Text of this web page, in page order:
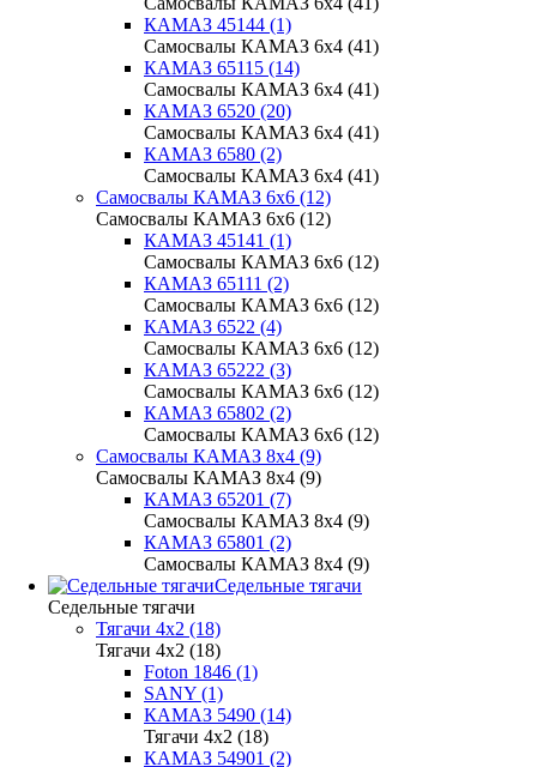
КАМАЗ 45144 (1)
Самосвалы КАМАЗ 6х4 (41)
КАМАЗ 65115 (14)
Самосвалы КАМАЗ 6х4 (41)
КАМАЗ 6520 (20)
Самосвалы КАМАЗ 6х4 (41)
КАМАЗ 6580 (2)
Самосвалы КАМАЗ 6х4 (41)
Самосвалы КАМАЗ 6х6 (12)
Самосвалы КАМАЗ 6х6 (12)
КАМАЗ 45141 (1)
Самосвалы КАМАЗ 6х6 (12)
КАМАЗ 65111 (2)
Самосвалы КАМАЗ 6х6 (12)
КАМАЗ 6522 (4)
Самосвалы КАМАЗ 6х6 (12)
КАМАЗ 65222 (3)
Самосвалы КАМАЗ 6х6 (12)
КАМАЗ 65802 (2)
Самосвалы КАМАЗ 6х6 (12)
Самосвалы КАМАЗ 8х4 (9)
Самосвалы КАМАЗ 8х4 (9)
КАМАЗ 65201 (7)
Самосвалы КАМАЗ 8х4 (9)
КАМАЗ 65801 (2)
Самосвалы КАМАЗ 8х4 (9)
Седельные тягачи
Седельные тягачи
Тягачи 4x2 (18)
Тягачи 4x2 (18)
Foton 1846 (1)
SANY (1)
КАМАЗ 5490 (14)
Тягачи 4x2 (18)
КАМАЗ 54901 (2)